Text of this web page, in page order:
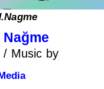
/ Music by